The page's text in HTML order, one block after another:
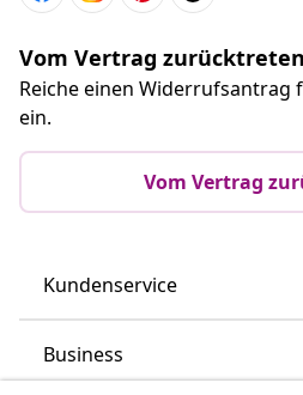
Vom Vertrag zurücktreten
Reiche einen Widerrufsantrag
ein.
Vom Vertrag
Kundenservice
Business